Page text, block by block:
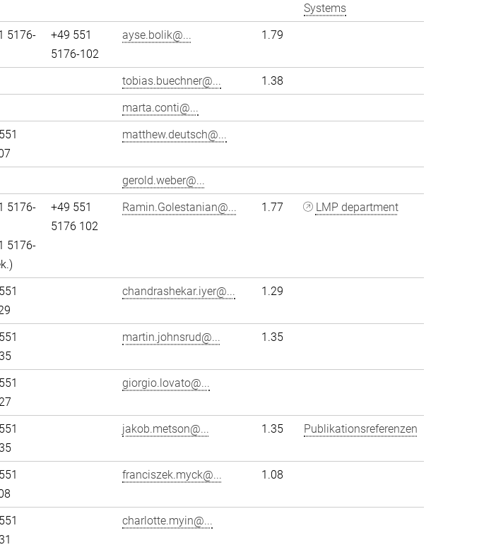
Systems
5176-
+49 551
5176-102
ayse.bolik@... 1.79
tobias.buechner@...
1.38
marta.conti@...
matthew.deutsch@...
gerold.weber@...
5176-
5176-
+49 551
5176 102
Ramin.Golestanian@... 1.77 LMP department
chandrashekar.iyer@... 1.29
martin.johnsrud@... 1.35
giorgio.lovato@...
jakob.metson@... 1.35 Publikationsreferenzen
franciszek.myck@... 1.08
charlotte.myin@...